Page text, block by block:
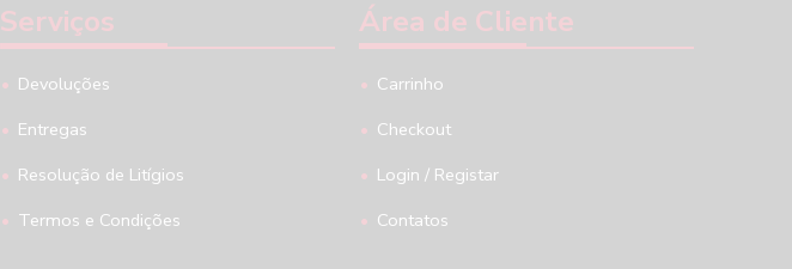
Serviços
Devoluções
Entregas
Resolução de Litígios
Termos e Condições
Área de Cliente
Carrinho
Checkout
Login / Registar
Contatos